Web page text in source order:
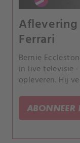
Ferrari
Bernie
in live televisie
opleveren. Hij
speciale hulp.
ABONNEER